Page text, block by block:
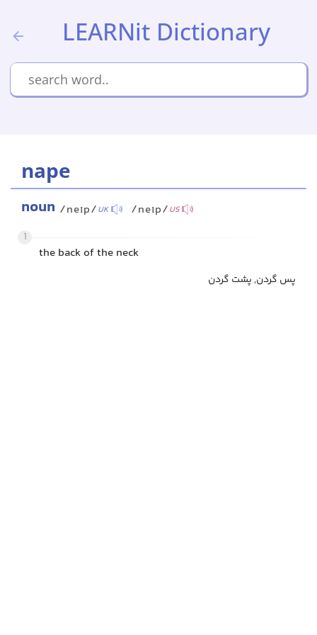
LEARNit Dictionary
nape
noun /neɪp/UK /neɪp/US
1
the back of the neck
پس گردن, پشت گردن